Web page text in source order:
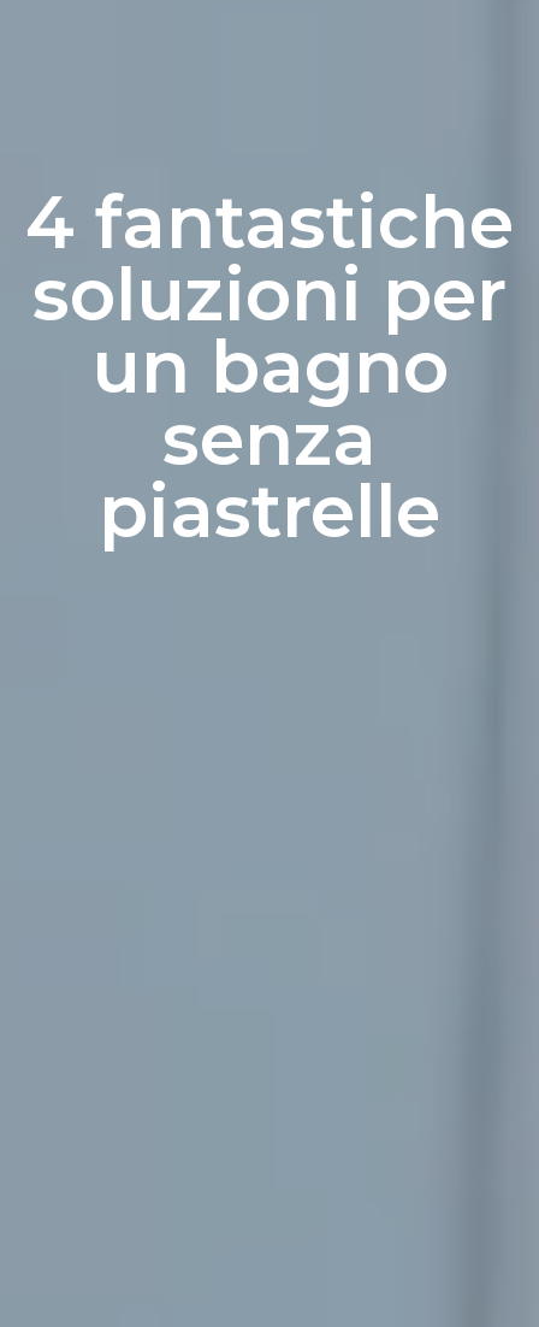
4 fantastiche
soluzioni per
un bagno
senza
piastrelle